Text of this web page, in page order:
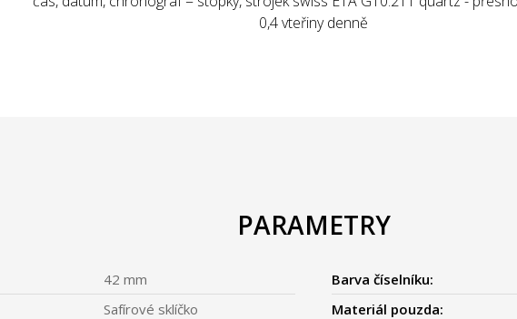
0,4 vteřiny denně
PARAMETRY
42 mm
Safírové sklíčko
Barva číselníku:
Materiál pouzda: